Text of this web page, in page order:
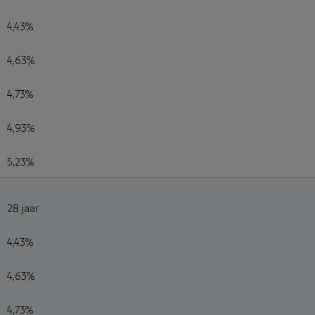
4,43%
4,63%
4,73%
4,93%
5,23%
28 jaar
4,43%
4,63%
4,73%